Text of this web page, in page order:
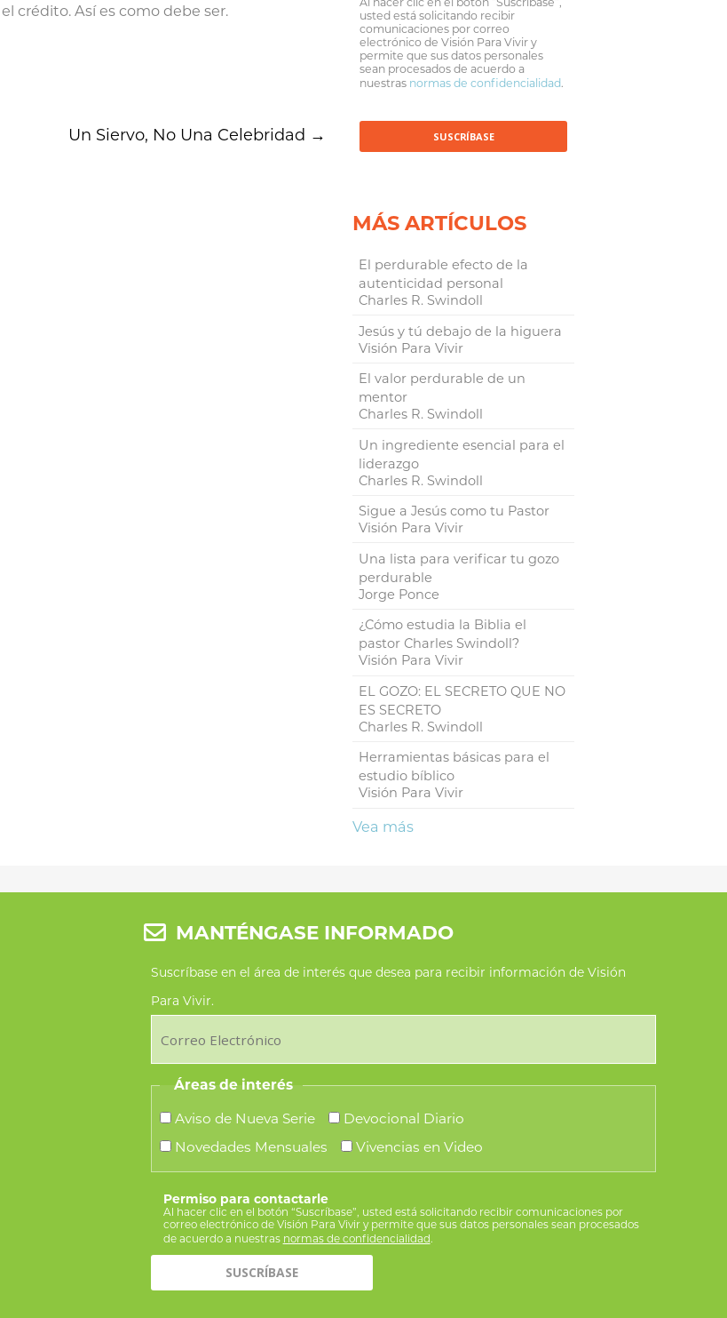
crédito. Así es como debe ser.
Un Siervo, No Una Celebridad →
usted está solicitando recibir
comunicaciones por correo
electrónico de Visión Para Vivir y
permite que sus datos personales
sean procesados de acuerdo a
nuestras normas de confidencialidad.
MÁS ARTÍCULOS
El perdurable efecto de la
autenticidad personal
Charles R. Swindoll
Jesús y tú debajo de la higuera
Visión Para Vivir
El valor perdurable de un
mentor
Charles R. Swindoll
Un ingrediente esencial para el
liderazgo
Charles R. Swindoll
Sigue a Jesús como tu Pastor
Visión Para Vivir
Una lista para verificar tu gozo
perdurable
Jorge Ponce
¿Cómo estudia la Biblia el
pastor Charles Swindoll?
Visión Para Vivir
EL GOZO: EL SECRETO QUE NO
ES SECRETO
Charles R. Swindoll
Herramientas básicas para el
estudio bíblico
Visión Para Vivir
Vea más
MANTÉNGASE INFORMADO
Suscríbase en el área de interés que desea para recibir información de Visión
Para Vivir.
Áreas de interés
Aviso de Nueva Serie
Devocional Diario
Novedades Mensuales
Vivencias en Video
Permiso para contactarle
Al hacer clic en el botón “Suscríbase”, usted está solicitando recibir comunicaciones por
correo electrónico de Visión Para Vivir y permite que sus datos personales sean procesados
de acuerdo a nuestras normas de confidencialidad.